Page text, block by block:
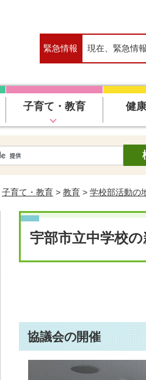
緊急情報 現在、緊急情
子育て・教育 健
子育て・教育 > 教育 > 学校部活動の
宇部市立中学校
協議会の開催